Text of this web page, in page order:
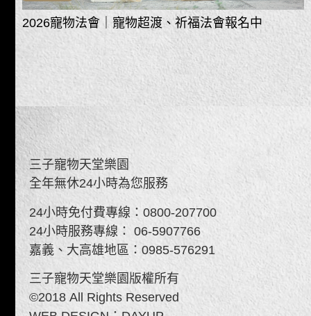
2026寵物法會｜寵物超渡、祈福法會報名中
三子寵物天堂樂園
全年無休24小時為您服務
24小時免付費專線：0800-207700
24小時服務專線：06-5907766
嘉義、大高雄地區：0985-576291
三子寵物天堂樂園版權所有
©2018 All Rights Reserved